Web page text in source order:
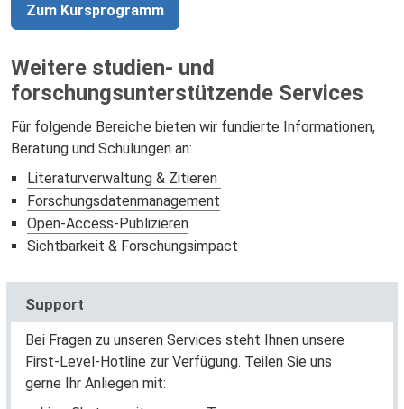
Zum Kursprogramm
Weitere studien- und
forschungsunterstützende Services
Für folgende Bereiche bieten wir fundierte Informationen,
Beratung und Schulungen an:
Literaturverwaltung & Zitieren
Forschungsdatenmanagement
Open-Access-Publizieren
Sichtbarkeit & Forschungsimpact
Support
Bei Fragen zu unseren Services steht Ihnen unsere
First-Level-Hotline zur Verfügung. Teilen Sie uns
gerne Ihr Anliegen mit: